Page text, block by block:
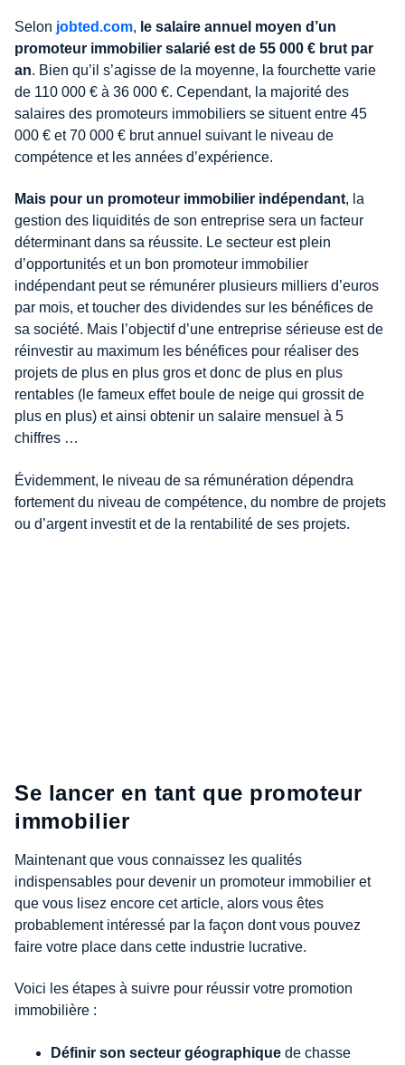
Selon jobted.com, le salaire annuel moyen d’un
promoteur immobilier salarié est de 55 000 € brut par
an. Bien qu’il s’agisse de la moyenne, la fourchette varie
de 110 000 € à 36 000 €. Cependant, la majorité des
salaires des promoteurs immobiliers se situent entre 45
000 € et 70 000 € brut annuel suivant le niveau de
compétence et les années d’expérience.
Mais pour un promoteur immobilier indépendant, la
gestion des liquidités de son entreprise sera un facteur
déterminant dans sa réussite. Le secteur est plein
d’opportunités et un bon promoteur immobilier
indépendant peut se rémunérer plusieurs milliers d’euros
par mois, et toucher des dividendes sur les bénéfices de
sa société. Mais l’objectif d’une entreprise sérieuse est de
réinvestir au maximum les bénéfices pour réaliser des
projets de plus en plus gros et donc de plus en plus
rentables (le fameux effet boule de neige qui grossit de
plus en plus) et ainsi obtenir un salaire mensuel à 5
chiffres …
Évidemment, le niveau de sa rémunération dépendra
fortement du niveau de compétence, du nombre de projets
ou d’argent investit et de la rentabilité de ses projets.
Se lancer en tant que promoteur
immobilier
Maintenant que vous connaissez les qualités
indispensables pour devenir un promoteur immobilier et
que vous lisez encore cet article, alors vous êtes
probablement intéressé par la façon dont vous pouvez
faire votre place dans cette industrie lucrative.
Voici les étapes à suivre pour réussir votre promotion
immobilière :
Définir son secteur géographique de chasse